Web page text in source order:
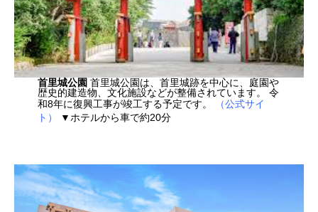
首里城公園 首里城公園は、首里城跡を中心に、庭園や
歴史的建造物、文化施設などが整備されています。 令
和8年に復興工事が竣工する予定です。
（公式サイ
ト）
▼ホテルから車で約20分